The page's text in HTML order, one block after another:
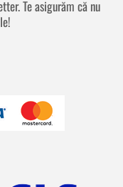
Te asigurăm că nu